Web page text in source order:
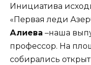
Инициатива
«Первая леди
Алиева –наша
профессор. На
собирались